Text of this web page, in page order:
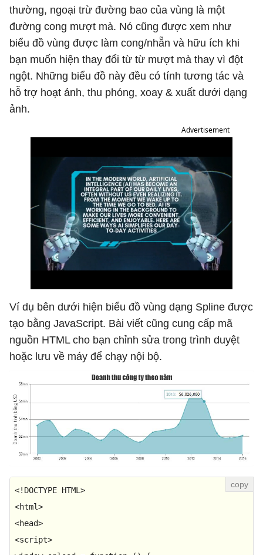
thường, ngoại trừ đường bao của vùng là một
đường cong mượt mà. Nó cũng được xem như
biểu đồ vùng được làm cong/nhẵn và hữu ích khi
bạn muốn hiện thay đổi từ từ mượt mà thay vì đột
ngột. Những biểu đồ này đều có tính tương tác và
hỗ trợ hoạt ảnh, thu phóng, xoay & xuất dưới dạng
ảnh.
Advertisement
Ví dụ bên dưới hiện biểu đồ vùng dạng Spline được
tạo bằng JavaScript. Bài viết cũng cung cấp mã
nguồn HTML cho bạn chỉnh sửa trong trình duyệt
hoặc lưu về máy để chạy nội bộ.
<! DOCTYPE HTML
<html>
<head>
<script>